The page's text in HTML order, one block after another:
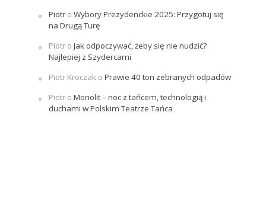
Piotro Wybory Prezydenckie 2025: Przygotuj się
na Drugą Turę
Piotro Jak odpoczywać, żeby się nie nudzić?
Najlepiej z Szydercami
Piotr Kroczak o Prawie 40 ton zebranych odpadów
Piotro Monolit – noc z tańcem, technologią i
duchami w Polskim Teatrze Tańca